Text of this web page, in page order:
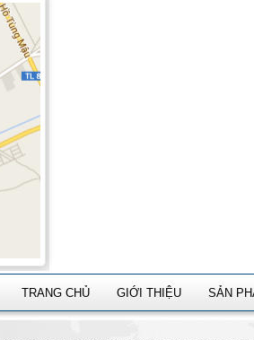
TRANG CHỦ GIỚI THIỆU SẢN